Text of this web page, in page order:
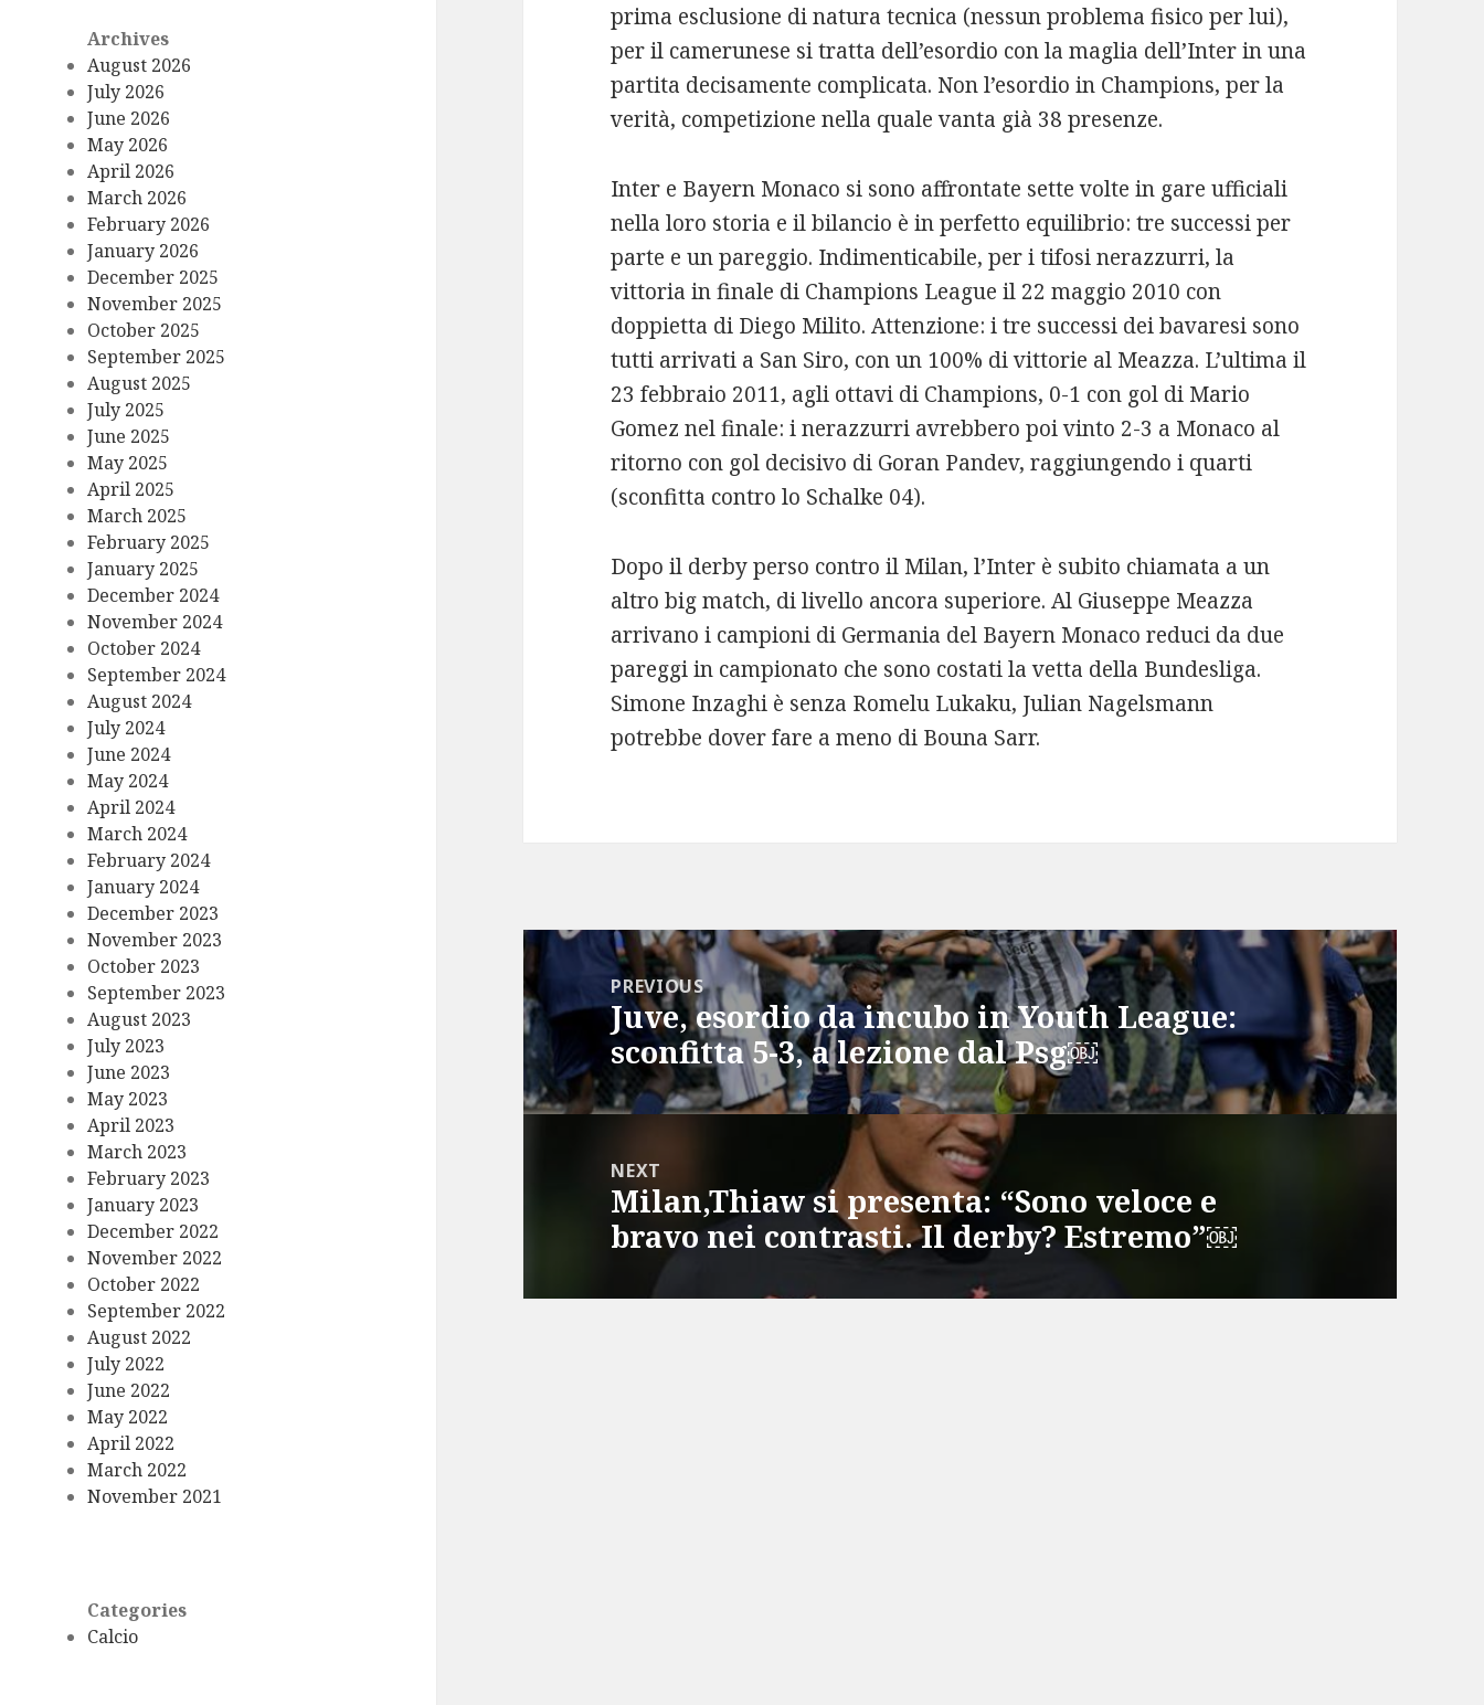
Archives
August 2026
July 2026
June 2026
May 2026
April 2026
March 2026
February 2026
January 2026
December 2025
November 2025
October 2025
September 2025
August 2025
July 2025
June 2025
May 2025
April 2025
March 2025
February 2025
January 2025
December 2024
November 2024
October 2024
September 2024
August 2024
July 2024
June 2024
May 2024
April 2024
March 2024
February 2024
January 2024
December 2023
November 2023
October 2023
September 2023
August 2023
July 2023
June 2023
May 2023
April 2023
March 2023
February 2023
January 2023
December 2022
November 2022
October 2022
September 2022
August 2022
July 2022
June 2022
May 2022
April 2022
March 2022
November 2021
Categories
Calcio
prima esclusione di natura tecnica (nessun problema fisico per lui),
per il camerunese si tratta dell’esordio con la maglia dell’Inter in una
partita decisamente complicata. Non l’esordio in Champions, per la
verità, competizione nella quale vanta già 38 presenze.
Inter e Bayern Monaco si sono affrontate sette volte in gare ufficiali
nella loro storia e il bilancio è in perfetto equilibrio: tre successi per
parte e un pareggio. Indimenticabile, per i tifosi nerazzurri, la
vittoria in finale di Champions League il 22 maggio 2010 con
doppietta di Diego Milito. Attenzione: i tre successi dei bavaresi sono
tutti arrivati a San Siro, con un 100% di vittorie al Meazza. L’ultima il
23 febbraio 2011, agli ottavi di Champions, 0-1 con gol di Mario
Gomez nel finale: i nerazzurri avrebbero poi vinto 2-3 a Monaco al
ritorno con gol decisivo di Goran Pandev, raggiungendo i quarti
(sconfitta contro lo Schalke 04).
Dopo il derby perso contro il Milan, l’Inter è subito chiamata a un
altro big match, di livello ancora superiore. Al Giuseppe Meazza
arrivano i campioni di Germania del Bayern Monaco reduci da due
pareggi in campionato che sono costati la vetta della Bundesliga.
Simone Inzaghi è senza Romelu Lukaku, Julian Nagelsmann
potrebbe dover fare a meno di Bouna Sarr.
Post
navigationPREVIOUS
Previous
post:
Juve, esordio da incubo in Youth League:
sconfitta 5-3, a lezione dal Psg￼
NEXT
Next
post:
Milan,Thiaw si presenta: “Sono veloce e
bravo nei contrasti. Il derby? Estremo”￼